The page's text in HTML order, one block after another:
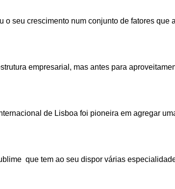
seu crescimento num conjunto de fatores
empresarial, mas antes para
de Lisboa foi pioneira em agregar
que tem ao seu dispor várias